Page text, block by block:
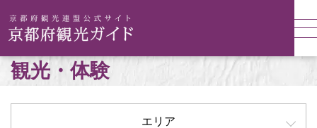
観光・体験
エリア